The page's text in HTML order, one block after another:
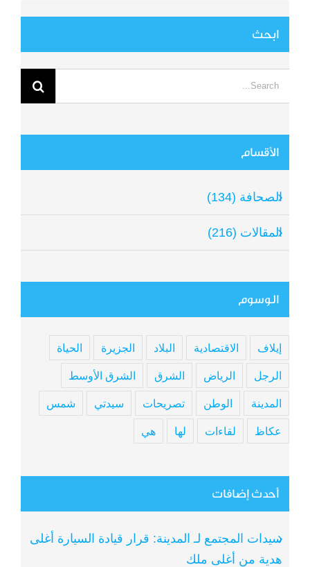
ابحث
الأقسام
الصحافة (134)
المقالات (216)
الوسوم
إيلاف الاقتصادية البلاد الجزيرة الحياة
الرجل الرياض الشرق الشرق الأوسط
المدينة الوطن تصريحات سيدتي شمس
عكاظ لقاءات لها هي
أحدث إضافات
سيدات المجتمع لـ المدينة: قرار قيادة السيارة أغلى
هدية من أغلى ملك